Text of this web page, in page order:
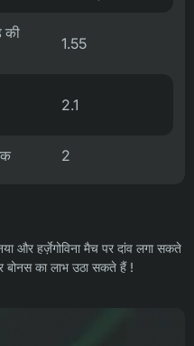
की
1.55
2.1
2
और हर्ज़ेगोविना मैच पर दांव लगा सकते
बोनस का लाभ उठा सकते हैं !